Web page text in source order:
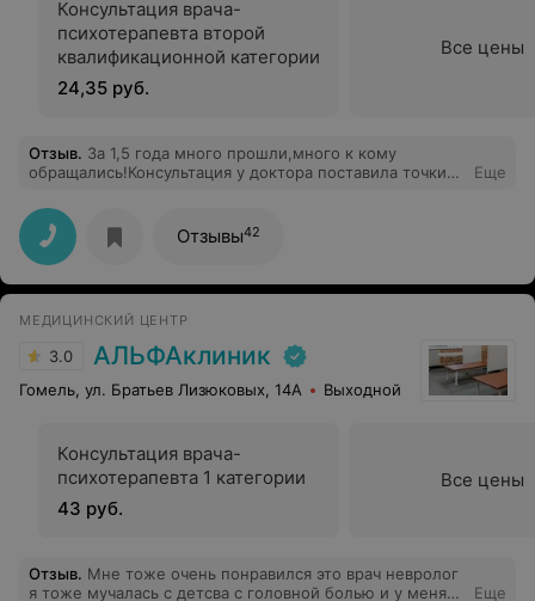
Консультация врача-
психотерапевта второй
квалификационной категории
24,35 руб.
Все цены
Отзыв. За 1,5 года много прошли,много к кому
обращались!Консультация у доктора поставила точки
которых хотели знать,и без слов,будто все доктор все
уже всё знал!Очень помог, спасибо, низкий вам
поклон!
Еще
Отзывы42
МЕДИЦИНСКИЙ ЦЕНТР
3.0 АЛЬФАклиник
Гомель, ул. Братьев Лизюковых, 14А Выходной
Консультация врача-
психотерапевта 1 категории
43 руб.
Все цены
Отзыв. Мне тоже очень понравился это врач невролог
я тоже мучалась с детсва с головной болью и у меня
Еще